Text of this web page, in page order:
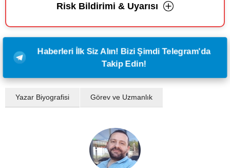
Risk Bildirimi & Uyarısı
Haberleri İlk Siz Alın! Bizi Şimdi Telegram'da
Takip Edin!
Yazar Biyografisi Görev ve Uzmanlık